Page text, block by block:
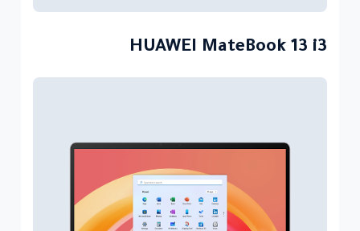
HUAWEI MateBook 13 i3